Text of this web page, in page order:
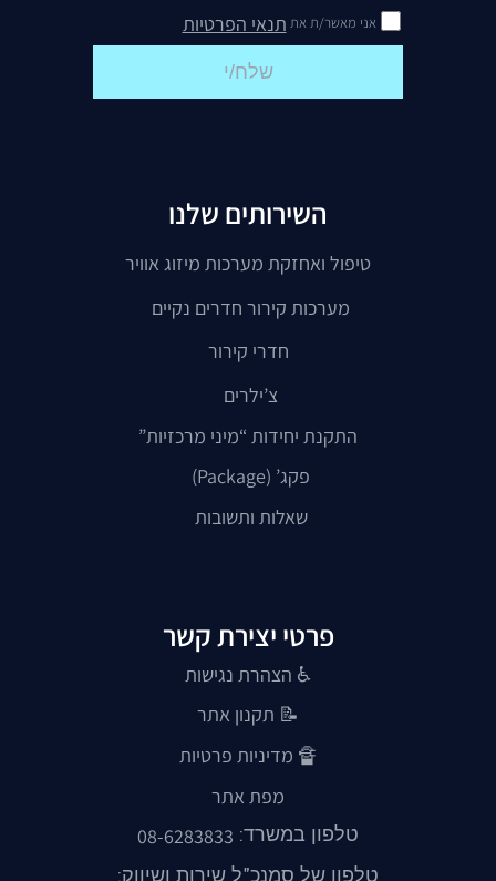
אני מאשר/ת את תנאי הפרטיות
שלח/י
השירותים שלנו
טיפול ואחזקת מערכות מיזוג אוויר
מערכות קירור חדרים נקיים
חדרי קירור
צ’ילרים
התקנת יחידות “מיני מרכזיות”
פקג’ (Package)
שאלות ותשובות
פרטי יצירת קשר
♿ הצהרת נגישות
📝 תקנון אתר
🔏 מדיניות פרטיות
מפת אתר
טלפון במשרד: 08-6283833